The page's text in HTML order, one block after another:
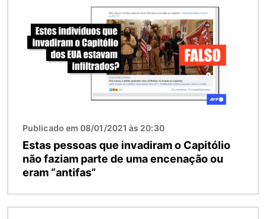
Publicado em 08/01/2021 às 20:30
Estas pessoas que invadiram o Capitólio
não faziam parte de uma encenação ou
eram “antifas”